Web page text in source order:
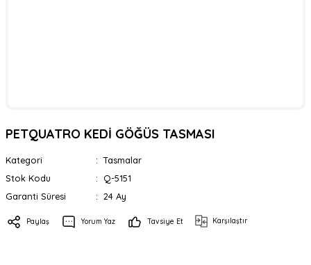
PETQUATRO KEDİ GÖĞÜS TASMASI
Kategori
Tasmalar
Stok Kodu
Q-5151
Garanti Süresi
24 Ay
Paylaş Yorum Yaz Tavsiye Et Karşılaştır